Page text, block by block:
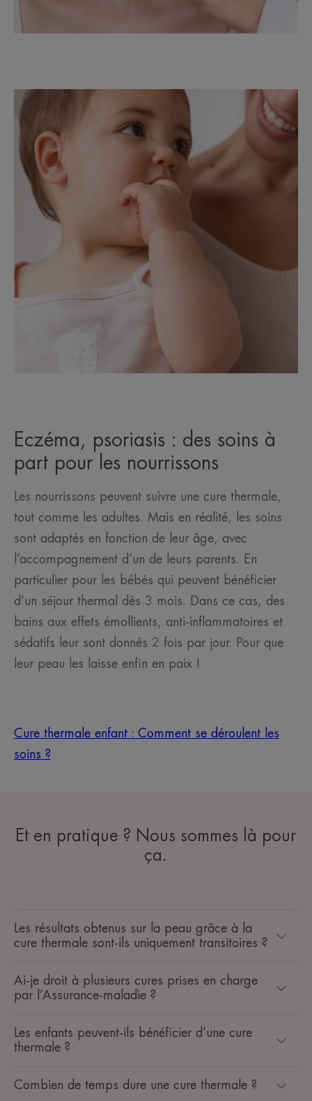
Eczéma, psoriasis : des soins à
part pour les nourrissons
Les nourrissons peuvent suivre une cure thermale,
tout comme les adultes. Mais en réalité, les soins
sont adaptés en fonction de leur âge, avec
l’accompagnement d’un de leurs parents. En
particulier pour les bébés qui peuvent bénéficier
d’un séjour thermal dès 3 mois. Dans ce cas, des
bains aux effets émollients, anti-inflammatoires et
sédatifs leur sont donnés 2 fois par jour. Pour que
leur peau les laisse enfin en paix !
Cure thermale enfant : Comment se déroulent les
soins ?
Et en pratique ? Nous sommes là pour
ça.
Les résultats obtenus sur la peau grâce à la
cure thermale sont-ils uniquement transitoires ?
Ai-je droit à plusieurs cures prises en charge
par l’Assurance-maladie ?
Les enfants peuvent-ils bénéficier d’une cure
thermale ?
Combien de temps dure une cure thermale ?